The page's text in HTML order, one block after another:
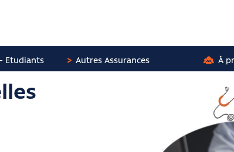
Etudiants Autres Assurances À